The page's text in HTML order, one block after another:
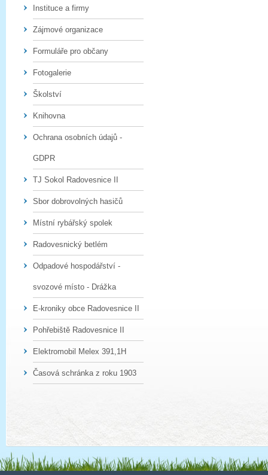
Instituce a firmy
Zájmové organizace
Formuláře pro občany
Fotogalerie
Školství
Knihovna
Ochrana osobních údajů -
GDPR
TJ Sokol Radovesnice II
Sbor dobrovolných hasičů
Místní rybářský spolek
Radovesnický betlém
Odpadové hospodářství -
svozové místo - Drážka
E-kroniky obce Radovesnice II
Pohřebiště Radovesnice II
Elektromobil Melex 391,1H
Časová schránka z roku 1903